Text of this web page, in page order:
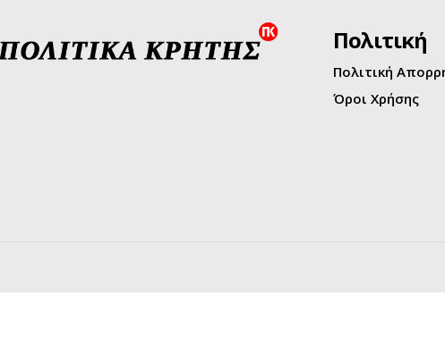
Πολιτική
Πολιτική
Όροι Χρήσης